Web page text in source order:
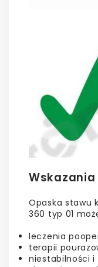
Opaska stawu
360 typ 01
leczenia
terapii
niestabilności i